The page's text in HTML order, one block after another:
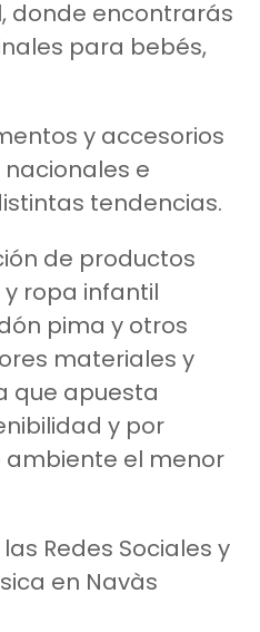
donde encontrarás
para bebés,
y accesorios
e
tendencias.
de productos
ropa infantil
pima y otros
materiales y
que apuesta
y por
el menor
Redes Sociales y
en Navàs